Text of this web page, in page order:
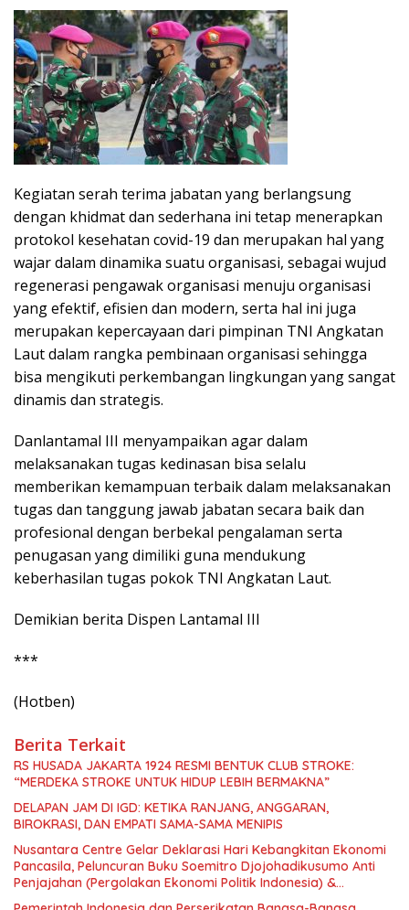
Kegiatan serah terima jabatan yang berlangsung
dengan khidmat dan sederhana ini tetap menerapkan
protokol kesehatan covid-19 dan merupakan hal yang
wajar dalam dinamika suatu organisasi, sebagai wujud
regenerasi pengawak organisasi menuju organisasi
yang efektif, efisien dan modern, serta hal ini juga
merupakan kepercayaan dari pimpinan TNI Angkatan
Laut dalam rangka pembinaan organisasi sehingga
bisa mengikuti perkembangan lingkungan yang sangat
dinamis dan strategis.
Danlantamal III menyampaikan agar dalam
melaksanakan tugas kedinasan bisa selalu
memberikan kemampuan terbaik dalam melaksanakan
tugas dan tanggung jawab jabatan secara baik dan
profesional dengan berbekal pengalaman serta
penugasan yang dimiliki guna mendukung
keberhasilan tugas pokok TNI Angkatan Laut.
Demikian berita Dispen Lantamal III
***
(Hotben)
Berita Terkait
RS HUSADA JAKARTA 1924 RESMI BENTUK CLUB STROKE:
“MERDEKA STROKE UNTUK HIDUP LEBIH BERMAKNA”
DELAPAN JAM DI IGD: KETIKA RANJANG, ANGGARAN,
BIROKRASI, DAN EMPATI SAMA-SAMA MENIPIS
Nusantara Centre Gelar Deklarasi Hari Kebangkitan Ekonomi
Pancasila, Peluncuran Buku Soemitro Djojohadikusumo Anti
Penjajahan (Pergolakan Ekonomi Politik Indonesia) &
Simposium Nasional “Urgensi Undang-Undang Perekonomian